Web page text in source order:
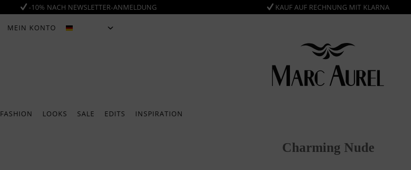
-10% NACH NEWSLETTER-ANMELDUNG KAUF AUF RECHNUNG MIT KLARNA
MEIN KONTO
FASHION LOOKS SALE EDITS INSPIRATION
Charming Nude